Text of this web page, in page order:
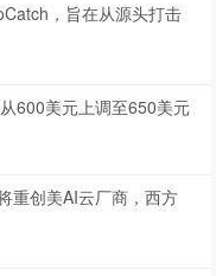
，旨在从源头打击
600美元上调至650美元
重创美AI云厂商，西方